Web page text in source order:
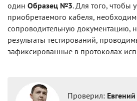
один Образец №3. Для того, чтобы
приобретаемого кабеля,
сопроводительную документацию,
результаты тестирований,
зафиксированные в протоколах
Проверил: